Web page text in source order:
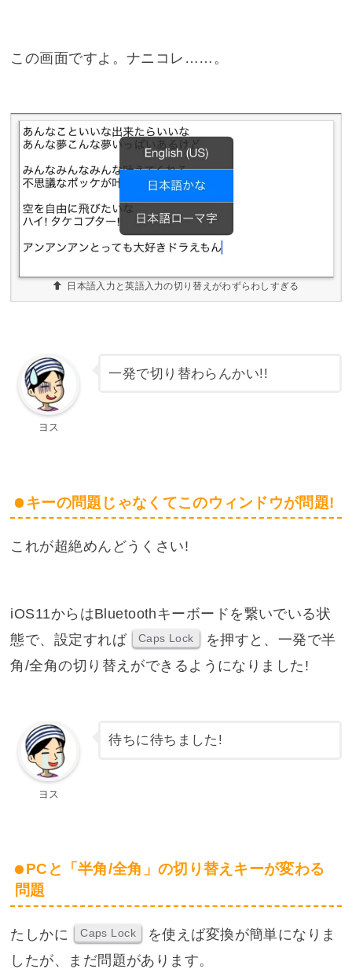
この画面ですよ。ナニコレ……。
日本語入力と英語入力の切り替えがわずらわしすぎる
ヨス
一発で切り替わらんかい!!
キーの問題じゃなくてこのウィンドウが問題!
これが超絶めんどうくさい!
iOS11からはBluetoothキーボードを繋いでいる状
態で、設定すれば
Caps Lock
を押すと、一発で半
角/全角の切り替えができるようになりました!
ヨス
待ちに待ちました!
PCと「半角/全角」の切り替えキーが変わる
問題
たしかに Caps Lock
を使えば変換が簡単になりま
したが、まだ問題があります。